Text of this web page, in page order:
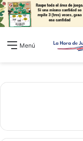
Menú